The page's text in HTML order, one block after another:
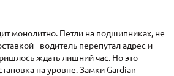
монолитно. Петли на подшипниках, не
- водитель перепутал адрес и
ждать лишний час. Но это
на уровне. Замки Gardian